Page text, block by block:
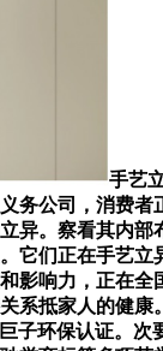
手艺
务公司，消费
异。察看其内
它们正在手艺
影响力，正在
系抵家人的健
子环保认证。